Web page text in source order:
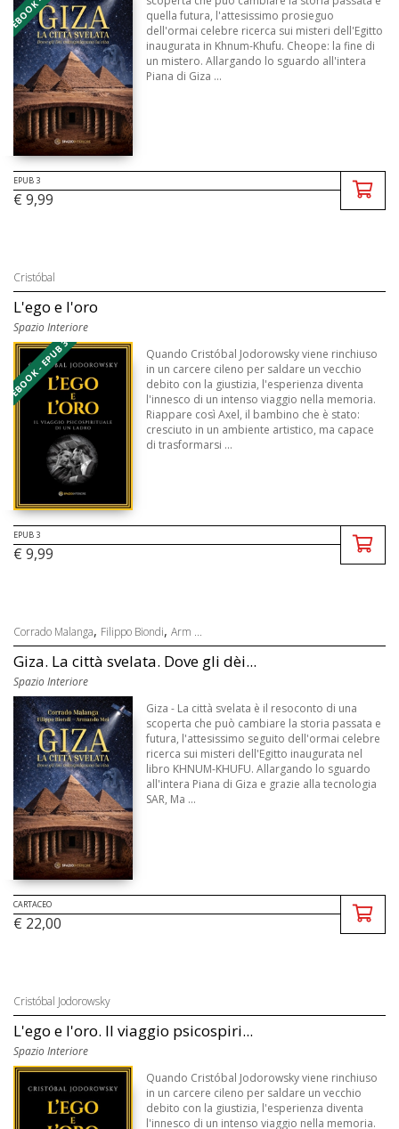
quella futura, l'attesissimo prosieguo
dell'ormai celebre ricerca sui misteri dell'Egitto
inaugurata in Khnum-Khufu. Cheope: la fine di
un mistero. Allargando lo sguardo all'intera
Piana di Giza ...
EPUB 3
€ 9,99
Cristóbal
L'ego e l'oro
Spazio Interiore
EBOOK - EPUB 3
Quando Cristóbal Jodorowsky viene rinchiuso
in un carcere cileno per saldare un vecchio
debito con la giustizia, l'esperienza diventa
l'innesco di un intenso viaggio nella memoria.
Riappare così Axel, il bambino che è stato:
cresciuto in un ambiente artistico, ma capace
di trasformarsi ...
EPUB 3
€ 9,99
Corrado Malanga, Filippo Biondi, Arm ...
Giza. La città svelata. Dove gli dèi...
Spazio Interiore
Giza - La città svelata è il resoconto di una
scoperta che può cambiare la storia passata e
futura, l'attesissimo seguito dell'ormai celebre
ricerca sui misteri dell'Egitto inaugurata nel
libro KHNUM-KHUFU. Allargando lo sguardo
all'intera Piana di Giza e grazie alla tecnologia
SAR, Ma ...
CARTACEO
€ 22,00
Cristóbal Jodorowsky
L'ego e l'oro. Il viaggio psicospiri...
Spazio Interiore
Quando Cristóbal Jodorowsky viene rinchiuso
in un carcere cileno per saldare un vecchio
debito con la giustizia, l'esperienza diventa
l'innesco di un intenso viaggio nella memoria.